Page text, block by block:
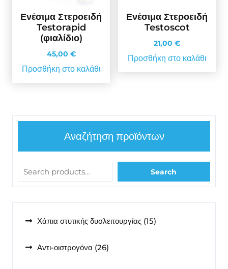
Ενέσιμα Στεροειδή
Testorapid
(φιαλίδιο)
45,00 €
Προσθήκη στο καλάθι
Ενέσιμα Στεροειδή
Testoscot
21,00 €
Προσθήκη στο καλάθι
Αναζήτηση προϊόντων
Search
Χάπια στυτικής δυσλειτουργίας 1515
Αντι-οιστρογόνα 2626